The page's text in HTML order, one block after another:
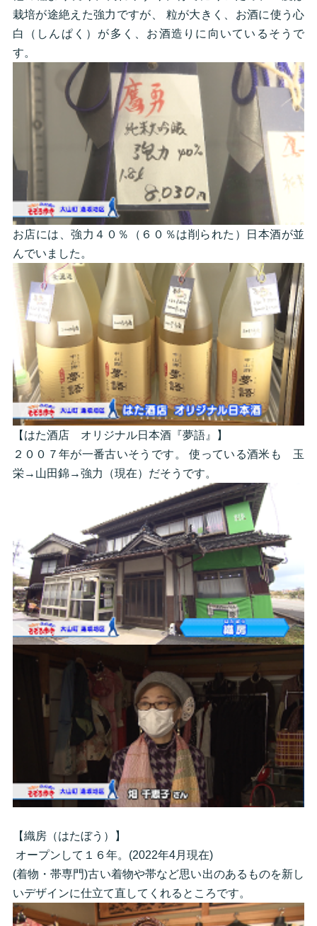
栽培が途絶えた強力ですが、 粒が大きく、お酒に使う心
白（しんぱく）が多く、お酒造りに向いているそうで
す。
お店には、強力４０％（６０％は削られた）日本酒が並
んでいました。
【はた酒店 オリジナル日本酒『夢語』】
２００７年が一番古いそうです。 使っている酒米も 玉
栄→山田錦→強力（現在）だそうです。
【織房（はたぼう）】
オープンして１６年。(2022年4月現在)
(着物・帯専門)古い着物や帯など思い出のあるものを新し
いデザインに仕立て直してくれるところです。